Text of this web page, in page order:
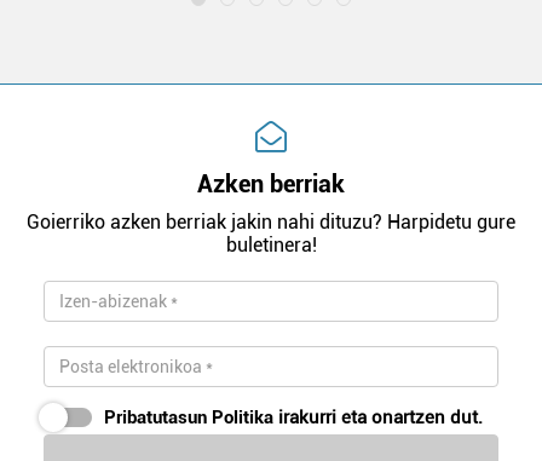
Azken berriak
Goierriko azken berriak jakin nahi dituzu? Harpidetu gure
buletinera!
Pribatutasun Politika irakurri eta onartzen dut.